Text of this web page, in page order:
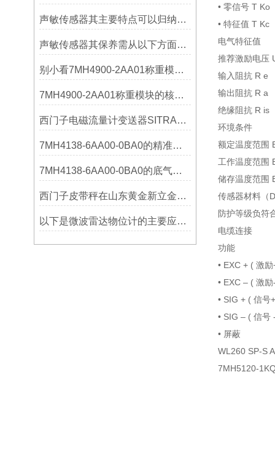
声敏传感器其主要特点可以归纳为以下几个核心维度
声敏传感器其保养需从以下方面入手
别小看7MH4900-2AA01称重模块！这些你日常接触的领域，早已离不开它
7MH4900-2AA01称重模块的核心亮点，藏着让效率翻倍的“关键密码”
西门子电磁流量计变送器SITRANS FMT020的功能
7MH4138-6AA00-0BA0的精准从何而来？关键组成部分，藏着答案！
7MH4138-6AA00-0BA0的底气：这些核心功能，让精准称重不再是难题
西门子皮带秤在山东黄金新立金矿的成功应用
以下是微波雷达物位计的主要应用领域及具体场景分析
• 零信号
• 特征值
电气特征值
推荐激励
输入阻
输出阻
绝缘阻抗
环境条件
额定温度
工作温度
储存温度
传感器材
防护等级负
电缆连接
功
• EXC +
• EXC –
• SIG + (
• SIG – (
• 屏
WL260 SP-
7MH5120-